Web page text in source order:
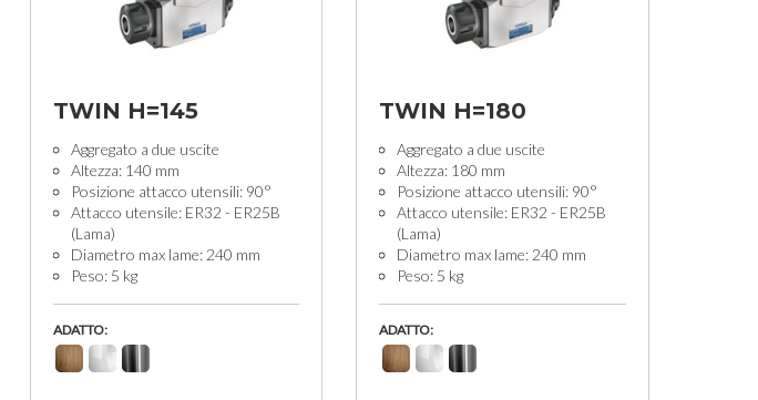
TWIN H=145
Aggregato a due uscite
Altezza: 140 mm
Posizione attacco utensili: 90°
Attacco utensile: ER32 - ER25B
(Lama)
Diametro max lame: 240 mm
Peso: 5 kg
ADATTO:
TWIN H=180
Aggregato a due uscite
Altezza: 180 mm
Posizione attacco utensili: 90°
Attacco utensile: ER32 - ER25B
(Lama)
Diametro max lame: 240 mm
Peso: 5 kg
ADATTO: